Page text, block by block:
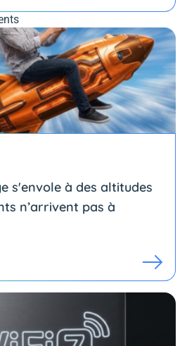
s'envole à des altitudes
n’arrivent pas à